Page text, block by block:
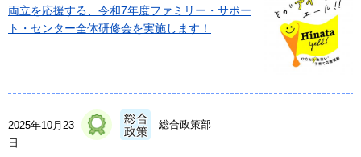
両立を応援する、令和7年度ファミリー・サポー
ト・センター全体研修会を実施します！
2025年10月23
日
総合政策部